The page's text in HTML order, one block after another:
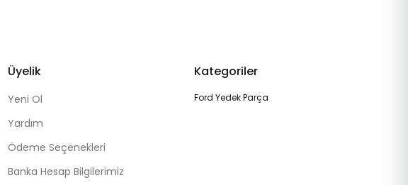
Üyelik
Yeni Ol
Yardım
Ödeme Seçenekleri
Banka Hesap Bilgilerimiz
Kategoriler
Ford Yedek Parça